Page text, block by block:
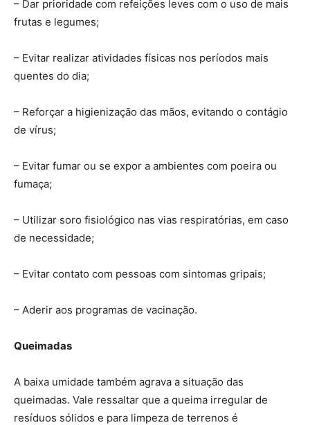
– Dar prioridade com refeições leves com o uso de mais
frutas e legumes;
– Evitar realizar atividades físicas nos períodos mais
quentes do dia;
– Reforçar a higienização das mãos, evitando o contágio
de vírus;
– Evitar fumar ou se expor a ambientes com poeira ou
fumaça;
– Utilizar soro fisiológico nas vias respiratórias, em caso
de necessidade;
– Evitar contato com pessoas com sintomas gripais;
– Aderir aos programas de vacinação.
Queimadas
A baixa umidade também agrava a situação das
queimadas. Vale ressaltar que a queima irregular de
resíduos sólidos e para limpeza de terrenos é